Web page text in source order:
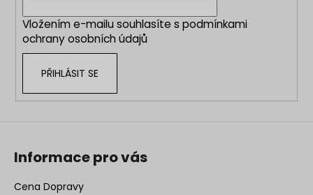
Vložením e-mailu souhlasíte s podmínkami
ochrany osobních údajů
PŘIHLÁSIT SE
Informace pro vás
Cena Dopravy